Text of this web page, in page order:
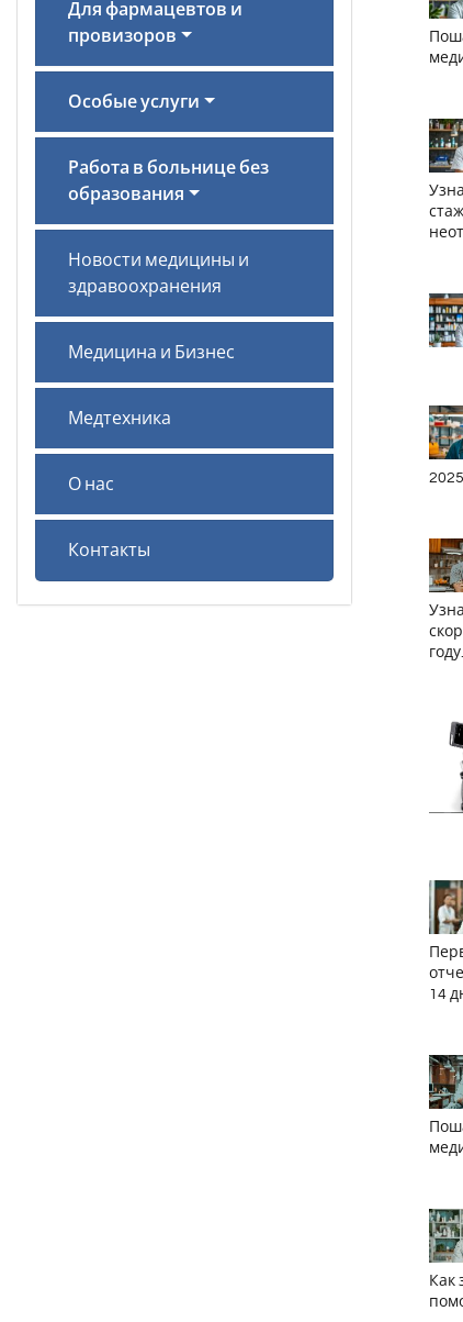
Для фармацевтов и
провизоров
Особые услуги
Работа в больнице без
образования
Новости медицины и
здравоохранения
Медицина и Бизнес
Медтехника
О нас
Контакты
14
Как